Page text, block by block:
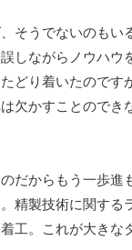
そうでないのもい
しながらノウハウ
どり着いたのです
欠かすことのでき
だからもう一歩進
精製技術に関する
工。これが大きな